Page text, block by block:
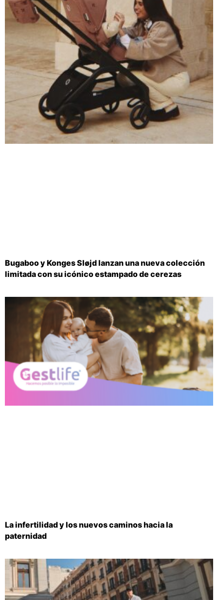
Bugaboo y Konges Sløjd lanzan una nueva colección
limitada con su icónico estampado de cerezas
La infertilidad y los nuevos caminos hacia la
paternidad